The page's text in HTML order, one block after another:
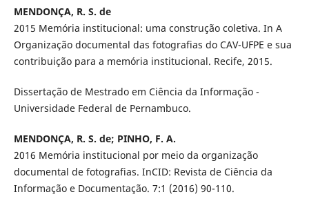
MENDONÇA, R. S. de
2015 Memória institucional: uma construção coletiva. In A
Organização documental das fotografias do CAV-UFPE e sua
contribuição para a memória institucional. Recife, 2015.
Dissertação de Mestrado em Ciência da Informação -
Universidade Federal de Pernambuco.
MENDONÇA, R. S. de; PINHO, F. A.
2016 Memória institucional por meio da organização
documental de fotografias. InCID: Revista de Ciência da
Informação e Documentação. 7:1 (2016) 90-110.